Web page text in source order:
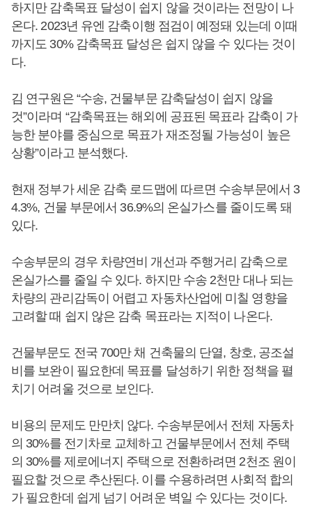
하지만 감축목표 달성이 쉽지 않을 것이라는 전망이 나
온다. 2023년 유엔 감축이행 점검이 예정돼 있는데 이때
까지도 30% 감축목표 달성은 쉽지 않을 수 있다는 것이
다.
김 연구원은 “수송, 건물부문 감축달성이 쉽지 않을
것”이라며 “감축목표는 해외에 공표된 목표라 감축이 가
능한 분야를 중심으로 목표가 재조정될 가능성이 높은
상황”이라고 분석했다.
현재 정부가 세운 감축 로드맵에 따르면 수송부문에서 3
4.3%, 건물 부문에서 36.9%의 온실가스를 줄이도록 돼
있다.
수송부문의 경우 차량연비 개선과 주행거리 감축으로
온실가스를 줄일 수 있다. 하지만 수송 2천만 대나 되는
차량의 관리감독이 어렵고 자동차산업에 미칠 영향을
고려할 때 쉽지 않은 감축 목표라는 지적이 나온다.
건물부문도 전국 700만 채 건축물의 단열, 창호, 공조설
비를 보완이 필요한데 목표를 달성하기 위한 정책을 펼
치기 어려울 것으로 보인다.
비용의 문제도 만만치 않다. 수송부문에서 전체 자동차
의 30%를 전기차로 교체하고 건물부문에서 전체 주택
의 30%를 제로에너지 주택으로 전환하려면 2천조 원이
필요할 것으로 추산된다. 이를 수용하려면 사회적 합의
가 필요한데 쉽게 넘기 어려운 벽일 수 있다는 것이다.